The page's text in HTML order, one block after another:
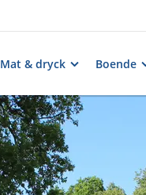
Mat & dryck Boende